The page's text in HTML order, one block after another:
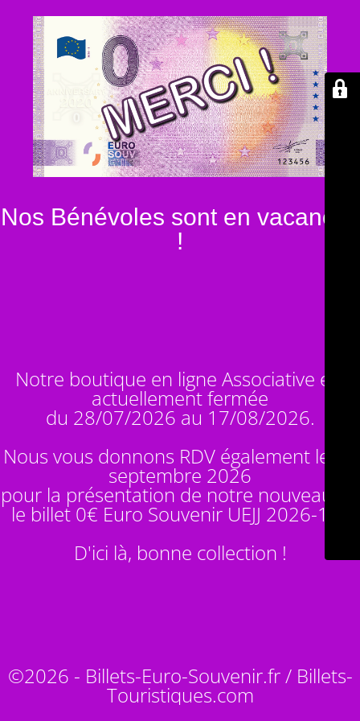
Nos Bénévoles sont en vacances
!
Notre boutique en ligne Associative est
actuellement fermée
du 28/07/2026 au 17/08/2026.
Nous vous donnons RDV également le 14
septembre 2026
pour la présentation de notre nouveauté :
le billet 0€ Euro Souvenir UEJJ 2026-10
D'ici là, bonne collection !
©2026 - Billets-Euro-Souvenir.fr / Billets-
Touristiques.com